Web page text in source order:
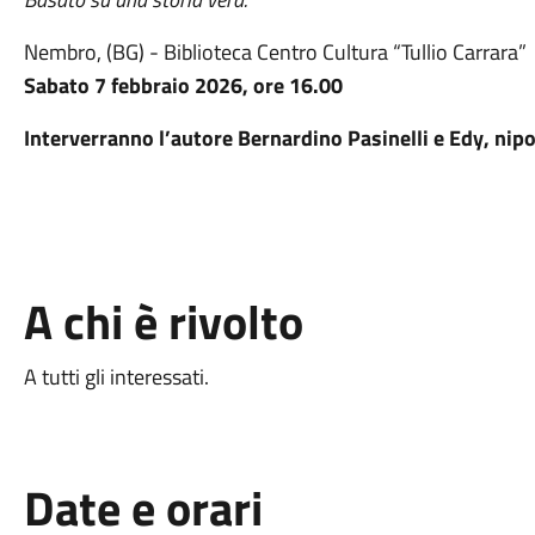
Nembro, (BG) - Biblioteca Centro Cultura “Tullio Carrara”
Sabato 7 febbraio 2026, ore 16.00
Interverranno l’autoreBernardino Pasinellie Edy,
A chi è rivolto
A tutti gli interessati.
Date e orari